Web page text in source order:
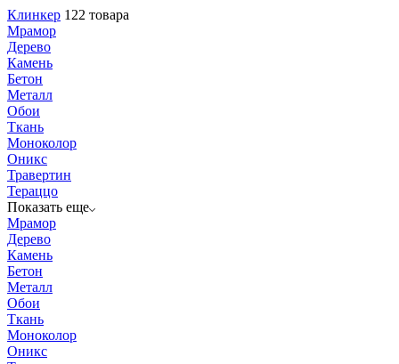
Клинкер 122 товара
Мрамор
Дерево
Камень
Бетон
Металл
Обои
Ткань
Моноколор
Оникс
Травертин
Тераццо
Показать еще
Мрамор
Дерево
Камень
Бетон
Металл
Обои
Ткань
Моноколор
Оникс